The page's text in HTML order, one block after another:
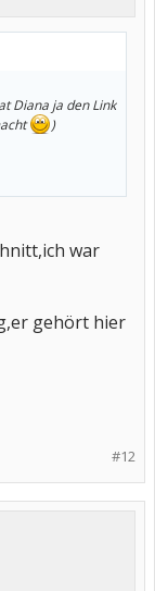
Diana ja den Link
)
war
gehört hier
#12